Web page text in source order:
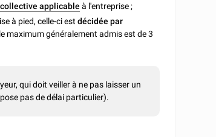
applicable à l'entreprise ;
à pied, celle-ci estdécidée par
maximum généralement admis est de 3
qui doit veiller à ne pas laisser un
pas de délai particulier).